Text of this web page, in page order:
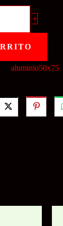
+
aluminio50x75